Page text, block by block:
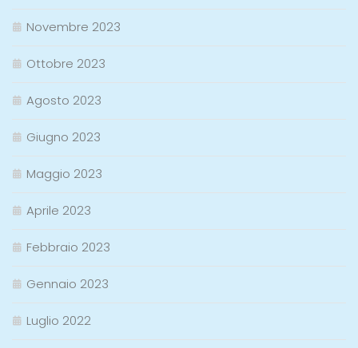
Novembre 2023
Ottobre 2023
Agosto 2023
Giugno 2023
Maggio 2023
Aprile 2023
Febbraio 2023
Gennaio 2023
Luglio 2022